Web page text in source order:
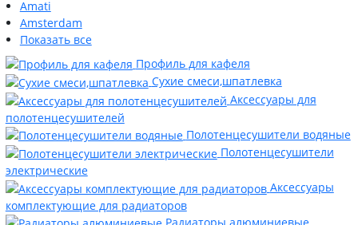
Amati
Amsterdam
Показать все
Профиль для кафеля
Сухие смеси,шпатлевка
Аксессуары для
полотенцесушителей
Полотенцесушители водяные
Полотенцесушители
электрические
Аксессуары
комплектующие для радиаторов
Радиаторы алюминиевые